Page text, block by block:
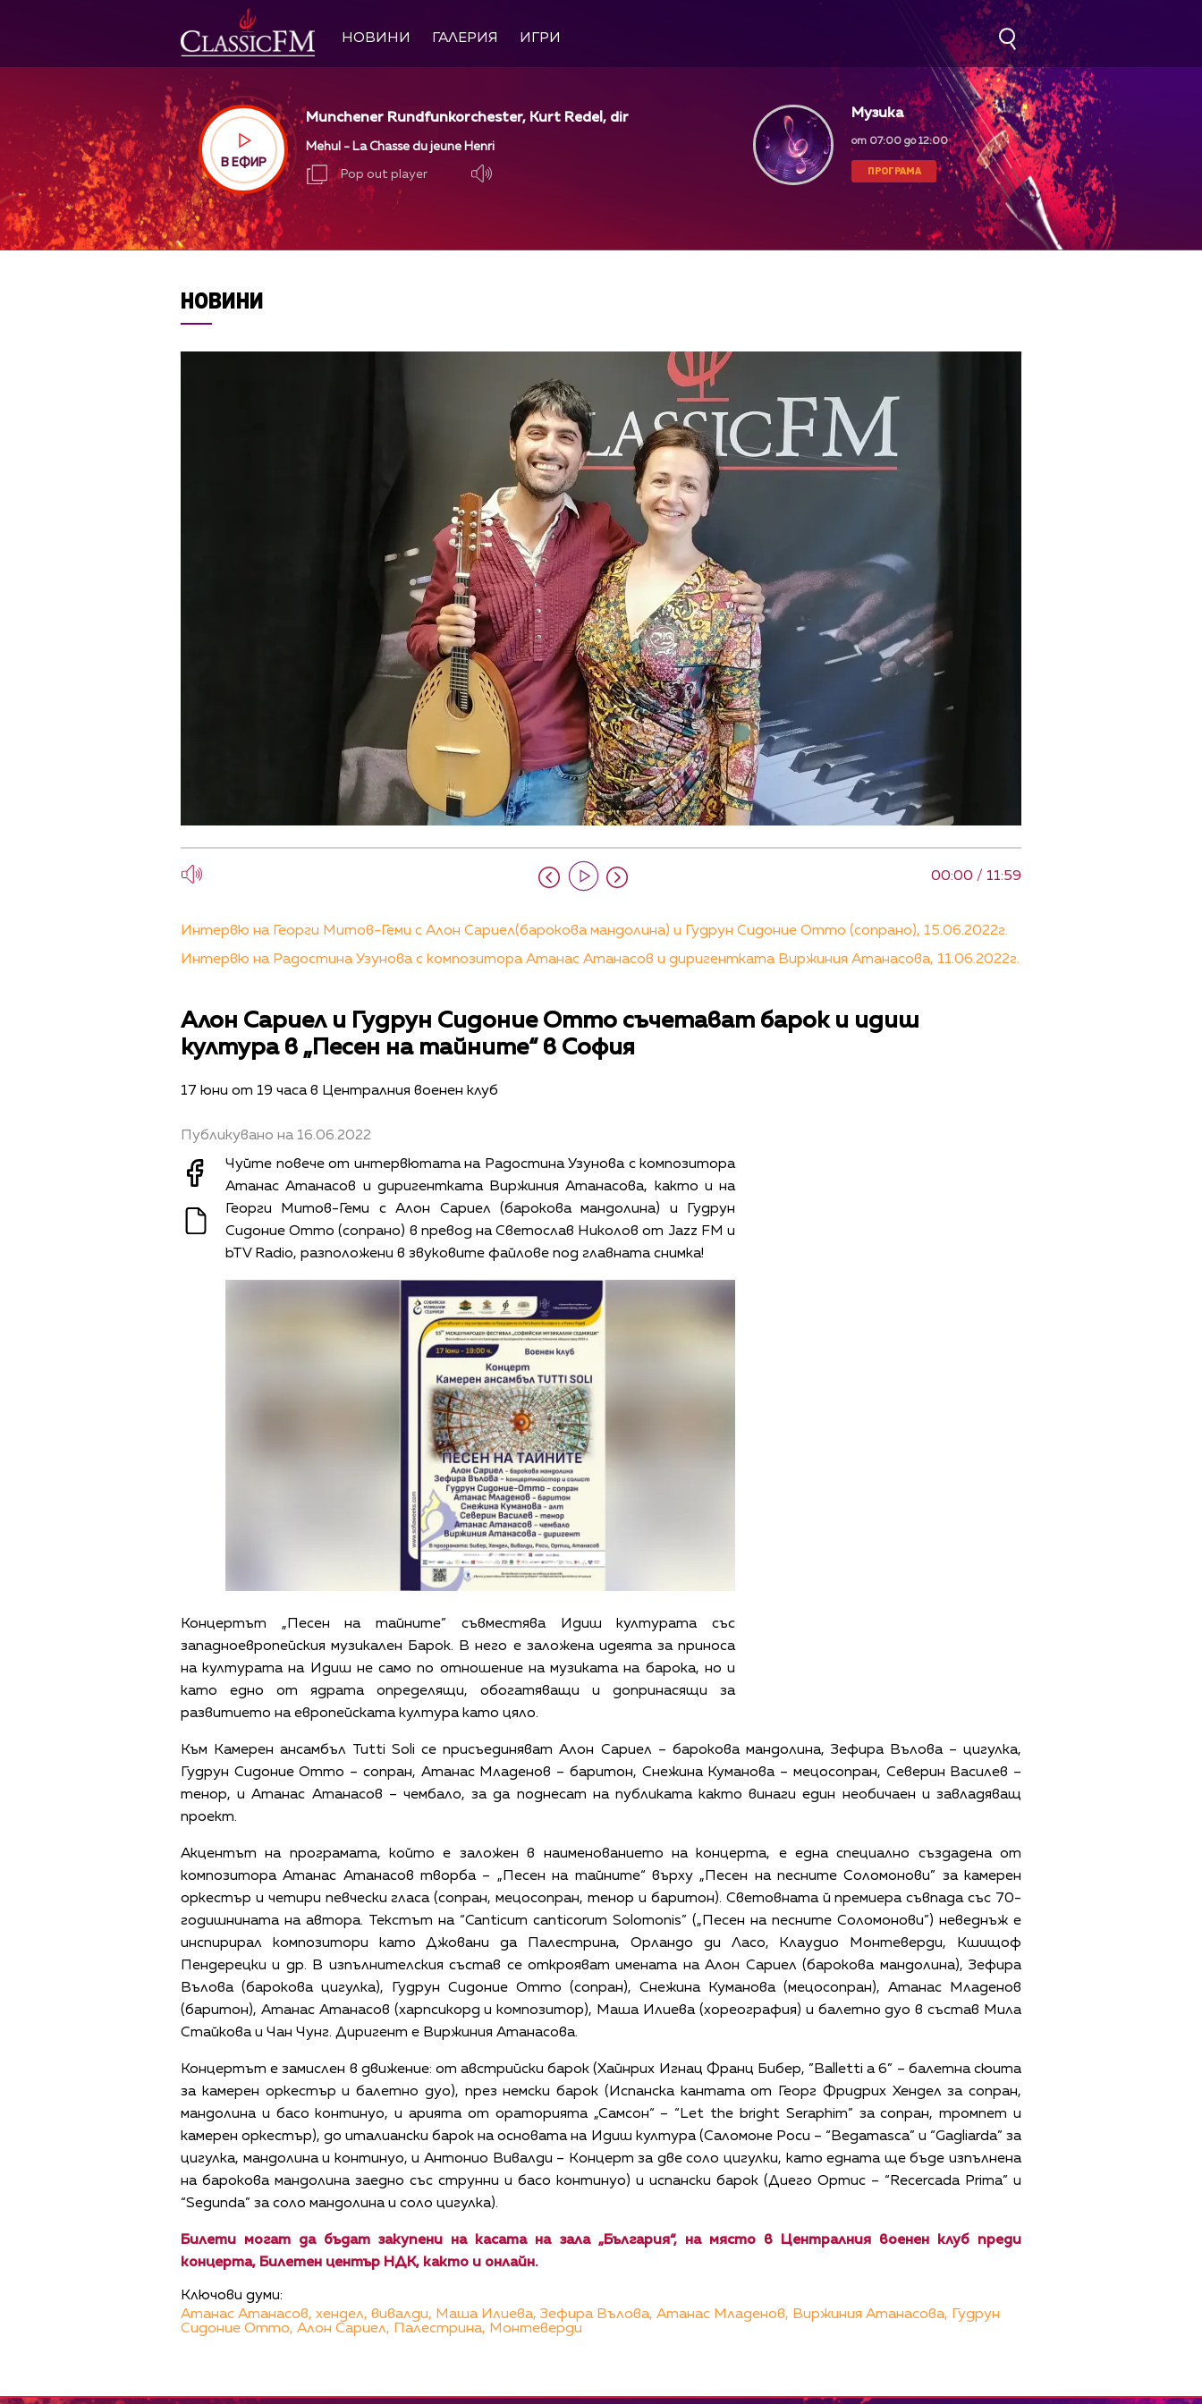
НОВИНИ ГАЛЕРИЯ ИГРИ
В ЕФИР
Munchener Rundfunkorchester, Kurt Redel, dir
Mehul - La Chasse du jeune Henri
Pop out player
Музика
от 07:00 до 12:00
ПРОГРАМА
НОВИНИ
00:00 / 11:59
Интервю на Георги Митов-Геми с Алон Сариел(барокова мандолина) и Гудрун Сидоние Отто (сопрано), 15.06.2022г.
Интервю на Радостина Узунова с композитора Атанас Атанасов и диригентката Виржиния Атанасова, 11.06.2022г.
Алон Сариел и Гудрун Сидоние Отто съчетават барок и идиш
култура в „Песен на тайните“ в София
17 юни от 19 часа в Централния военен клуб
Публикувано на 16.06.2022
Чуйте повече от интервютата на Радостина Узунова с композитора
Атанас Атанасов и диригентката Виржиния Атанасова, както и на
Георги Митов-Геми с Алон Сариел (барокова мандолина) и Гудрун
Сидоние Отто (сопрано) в превод на Светослав Николов от Jazz FM и
bTV Radio, разположени в звуковите файлове под главната снимка!
Концертът „Песен на тайните” съвместява Идиш културата със
западноевропейския музикален Барок. В него е заложена идеята за приноса
на културата на Идиш не само по отношение на музиката на барока, но и
като едно от ядрата определящи, обогатяващи и допринасящи за
развитието на европейската култура като цяло.
Към Камерен ансамбъл Tutti Soli се присъединяват Алон Сариел – барокова мандолина, Зефира Вълова – цигулка,
Гудрун Сидоние Отто – сопран, Атанас Младенов – баритон, Снежина Куманова – мецосопран, Северин Василев –
тенор, и Атанас Атанасов – чембало, за да поднесат на публиката както винаги един необичаен и завладяващ
проект.
Акцентът на програмата, който е заложен в наименованието на концерта, е една специално създадена от
композитора Атанас Атанасов творба – „Песен на тайните“ върху „Песен на песните Соломонови” за камерен
оркестър и четири певчески гласа (сопран, мецосопран, тенор и баритон). Световната й премиера съвпада със 70-
годишнината на автора. Текстът на “Canticum canticorum Solomonis” („Песен на песните Соломонови”) неведнъж е
инспирирал композитори като Джовани да Палестрина, Орландо ди Ласо, Клаудио Монтеверди, Кшищоф
Пендерецки и др. В изпълнителския състав се открояват имената на Алон Сариел (барокова мандолина), Зефира
Вълова (барокова цигулка), Гудрун Сидоние Отто (сопран), Снежина Куманова (мецосопран), Атанас Младенов
(баритон), Атанас Атанасов (харпсикорд и композитор), Маша Илиева (хореография) и балетно дуо в състав Мила
Стайкова и Чан Чунг. Диригент е Виржиния Атанасова.
Концертът е замислен в движение: от австрийски барок (Хайнрих Игнац Франц Бибер, ”Balletti а 6” – балетна сюита
за камерен оркестър и балетно дуо), през немски барок (Испанска кантата от Георг Фридрих Хендел за сопран,
мандолина и басо континуо, и арията от ораторията „Самсон“ – “Let the bright Seraphim” за сопран, тромпет и
камерен оркестър), до италиански барок на основата на Идиш култура (Саломоне Роси – “Begamasca” и “Gagliarda” за
цигулка, мандолина и континуо, и Антонио Вивалди – Kонцерт за две соло цигулки, като едната ще бъде изпълнена
на барокова мандолина заедно със струнни и басо континуо) и испански барок (Диего Ортис – “Recercada Prima” и
“Segunda” за соло мандолина и соло цигулка).
Билети могат да бъдат закупени на касата на зала „България“, на място в Централния военен клуб преди
концерта, Билетен център НДК, както и онлайн.
Ключови думи:
Атанас Атанасов, хендел, вивалди, Маша Илиева, Зефира Вълова, Атанас Младенов, Виржиния Атанасова, Гудрун
Сидоние Отто, Алон Сариел, Палестрина, Монтеверди